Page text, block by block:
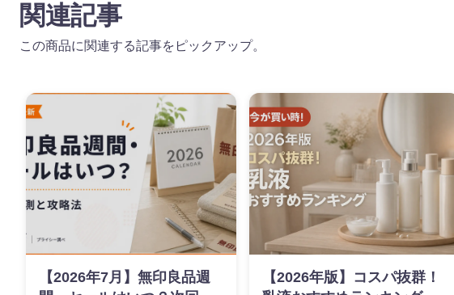
関連記事
この商品に関連する記事をピックアップ。
【2026年7月】無印良品週
【2026年版】コスパ抜群！